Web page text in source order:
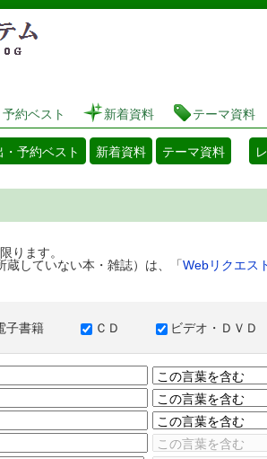
港区立図書館 蔵書検索・予約システム
約ベスト 新着資料 テーマ資料
・予約ベスト 新着資料 テーマ資料
ります。
していない本・雑誌）は、「Webリクエス
子書籍 ＣＤ ビデオ・ＤＶ